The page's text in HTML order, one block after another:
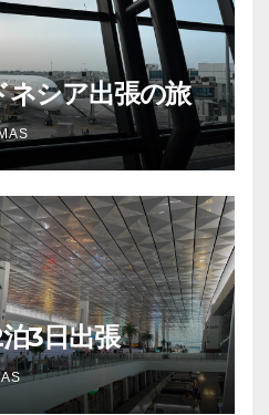
ネシア出張の旅
3日出張